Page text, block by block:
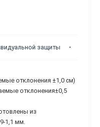
защиты
отклонения ±1,0 см)
отклонения±0,5
из
1,1 мм.